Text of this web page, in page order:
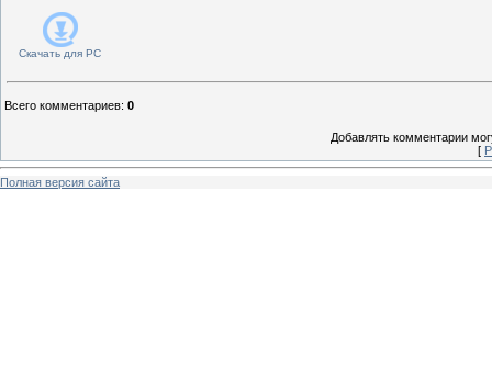
Скачать для PC
Всего комментариев: 0
Добавлять комментарии
[
Полная версия сайта